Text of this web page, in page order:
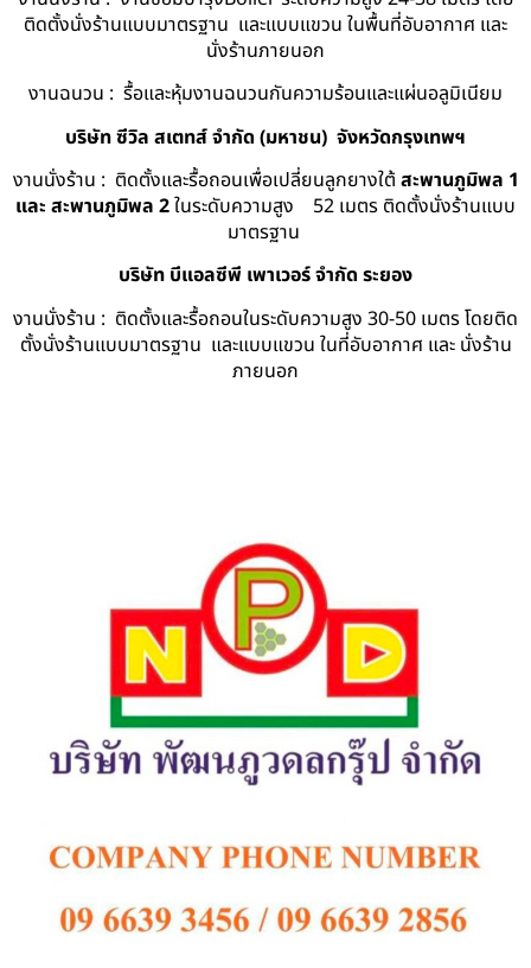
ติดตั้งนั่งร้านแบบมาตรฐาน และแบบแขวน ในพื้นที่อับอากาศ และ
นั่งร้านภายนอก
งานฉนวน : รื้อและหุ้มงานฉนวนกันความร้อนและแผ่นอลูมิเนียม
บริษัท ซีวิล สเตทส์ จำกัด (มหาชน) จังหวัดกรุงเทพฯ
งานนั่งร้าน : ติดตั้งและรื้อถอนเพื่อเปลี่ยนลูกยางใต้ สะพานภูมิพล 1
และ สะพานภูมิพล 2ในระดับความสูง 52 เมตร ติดตั้งนั่งร้านแบบ
มาตรฐาน
บริษัท บีแอลซีพี เพาเวอร์ จำกัด ระยอง
งานนั่งร้าน : ติดตั้งและรื้อถอนในระดับความสูง 30-50 เมตร โดยติด
ตั้งนั่งร้านแบบมาตรฐาน และแบบแขวน ในที่อับอากาศ และ นั่งร้าน
ภายนอก